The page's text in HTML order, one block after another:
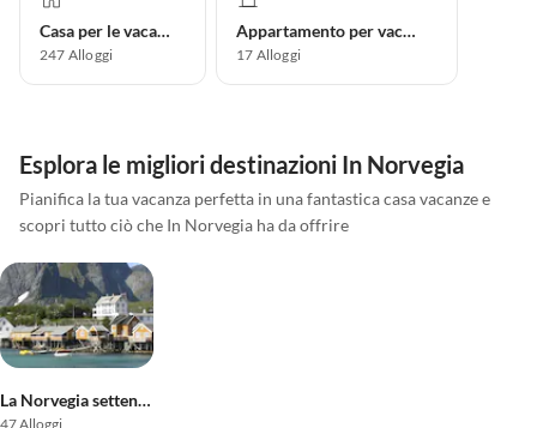
Casa per le vacanze
247 Alloggi
Appartamento per vacanze
17 Alloggi
Esplora le migliori destinazioni In Norvegia
Pianifica la tua vacanza perfetta in una fantastica casa vacanze e
scopri tutto ciò che In Norvegia ha da offrire
La Norvegia settentrionale
47 Alloggi